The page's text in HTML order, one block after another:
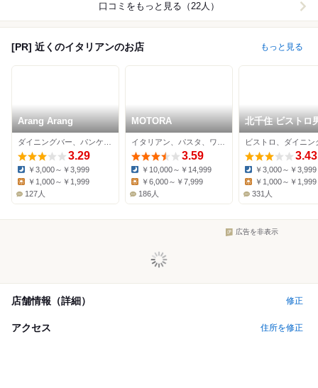
口コミをもっと見る（22人）
[PR] 近くのイタリアンのお店 もっと見る
Arang Arang
3.29
Dinner:
￥3,000～￥3,999
￥1,000～￥1,999
127人
MOTORA
3.59
Dinner:
￥10,000～￥14,999
￥6,000～￥7,999
186人
北千住 ビストロ
3.43
Dinner:
￥3,000～￥3,999
￥1,000～￥1,999
331人
広告を非表示
店舗情報（詳細） 修正
アクセス 住所を修正